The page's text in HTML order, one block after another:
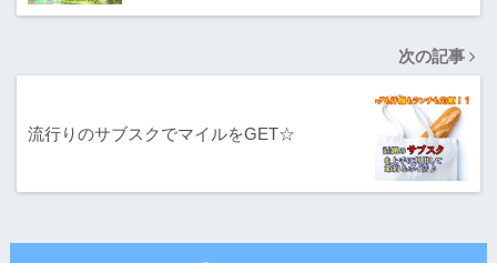
次の記事
流行りのサブスクでマイルをGET☆